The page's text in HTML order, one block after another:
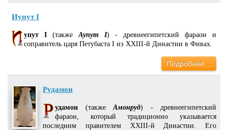
Иупут I
упут I (также Аупут I) - древнеегипетский фараон и
соправитель царя Петубаста I из XXIII-й Династии в Фивах.
Подробнее…
Рудамон
удамон (такжеАмонруд) - древнеегипетский
фараон, который традиционно указывается
последним правителем XXIII-й Династии. Его